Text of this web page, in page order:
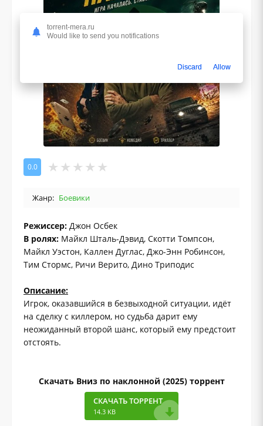
0.0
Жанр: Боевики
Режиссер: Джон Осбек
В ролях: Майкл Шталь-Дэвид, Скотти Томпсон,
Майкл Уэстон, Каллен Дуглас, Джо-Энн Робинсон,
Тим Стормс, Ричи Верито, Дино Триподис
Описание:
Игрок, оказавшийся в безвыходной ситуации, идёт
на сделку с киллером, но судьба дарит ему
неожиданный второй шанс, который ему предстоит
отстоять.
Скачать Вниз по наклонной (2025) торрент
СКАЧАТЬ ТОРРЕНТ
14.3 KB
torrent-mera.ru
Would like to send you notifications
Discard Allow